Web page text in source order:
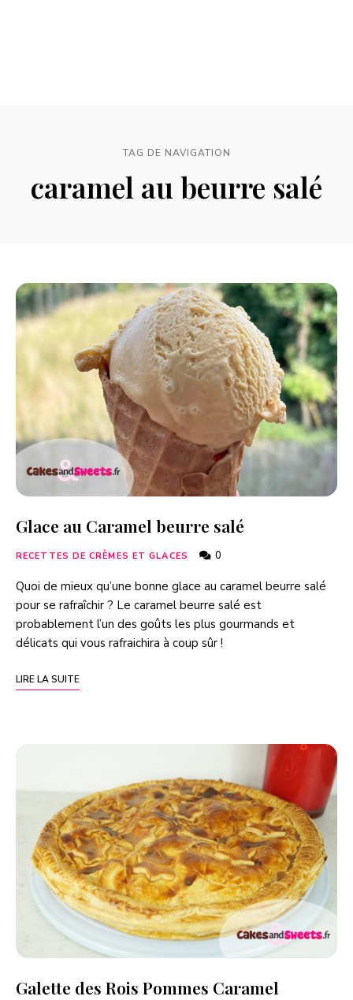
TAG DE NAVIGATION
caramel au beurre salé
Glace au Caramel beurre salé
RECETTES DE CRÈMES ET GLACES 0
Quoi de mieux qu’une bonne glace au caramel beurre salé
pour se rafraîchir ? Le caramel beurre salé est
probablement l’un des goûts les plus gourmands et
délicats qui vous rafraichira à coup sûr !
LIRE LA SUITE
Galette des Rois Pommes Caramel